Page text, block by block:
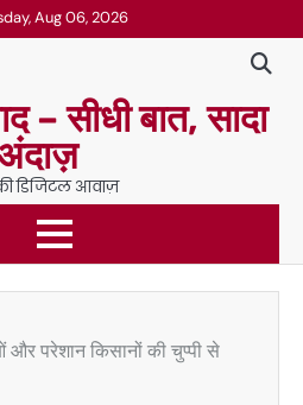
Aug 06, 2026
– सीधी बात, सादा
डिजिटल आवाज़
और परेशान किसानों की चुप्पी से